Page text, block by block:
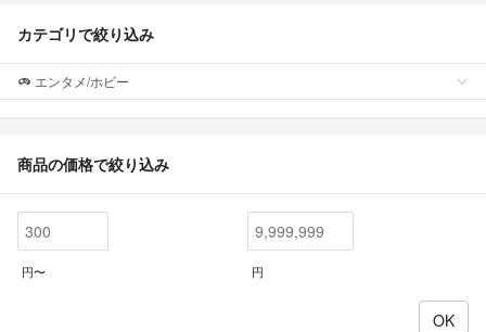
カテゴリで絞り込み
エンタメ/ホビー
商品の価格で絞り込み
円〜 円